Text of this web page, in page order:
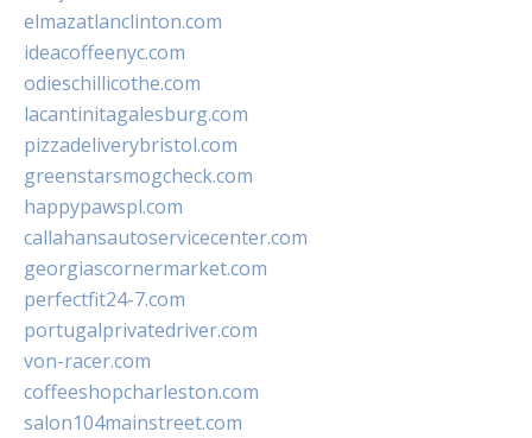
elmazatlanclinton.com
ideacoffeenyc.com
odieschillicothe.com
lacantinitagalesburg.com
pizzadeliverybristol.com
greenstarsmogcheck.com
happypawspl.com
callahansautoservicecenter.com
georgiascornermarket.com
perfectfit24-7.com
portugalprivatedriver.com
von-racer.com
coffeeshopcharleston.com
salon104mainstreet.com